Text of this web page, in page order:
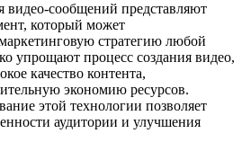
видео-сообщений представляют
который может
стратегию любой
упрощают процесс создания видео,
качество контента,
экономию ресурсов.
этой технологии позволяет
аудитории и улучшения